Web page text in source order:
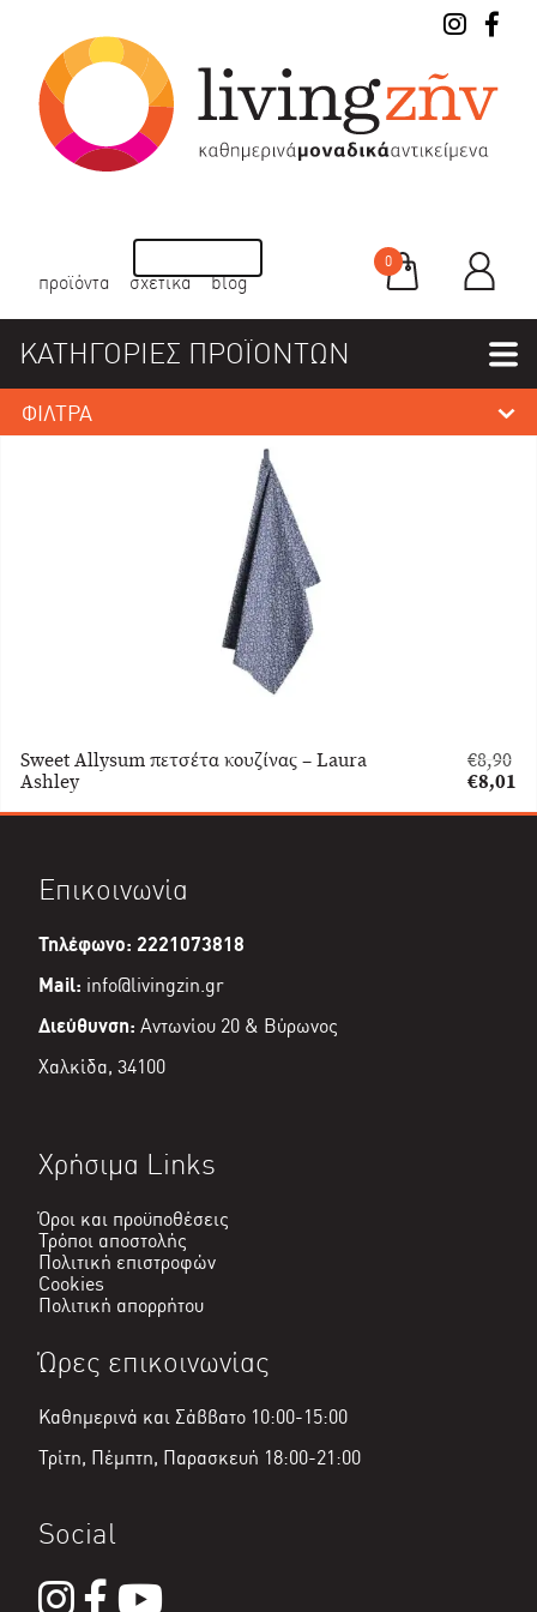
προϊόντα σχετικά blog
0
ΚΑΤΗΓΟΡΙΕΣ ΠΡΟΪΟΝΤΩΝ
ΦΙΛΤΡΑ
Sweet Allysum πετσέτα κουζίνας – Laura
Ashley
€8,90
Original
was:
€8,01
Επικοινωνία
Τηλέφωνο: 2221073818
Mail: info@livingzin.gr
Διεύθυνση: Αντωνίου 20 & Βύρωνος
Χαλκίδα, 34100
Χρήσιμα Links
Όροι και προϋποθέσεις
Τρόποι αποστολής
Πολιτική επιστροφών
Cookies
Πολιτική απορρήτου
Ώρες επικοινωνίας
Καθημερινά και Σάββατο 10:00-15:00
Τρίτη, Πέμπτη, Παρασκευή 18:00-21:00
Social